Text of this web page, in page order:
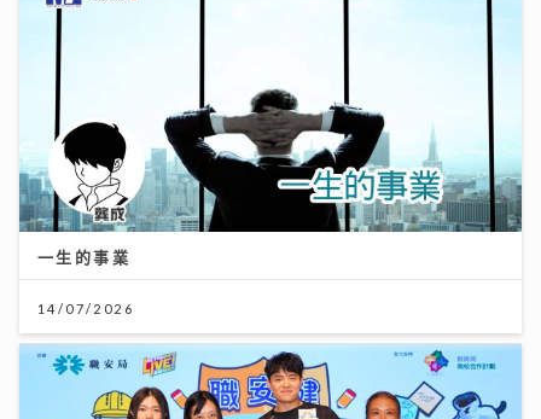
一生的事業
14/07/2026